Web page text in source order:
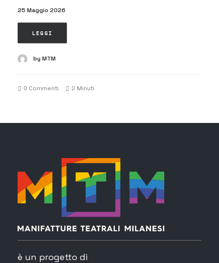
25 Maggio 2026
LEGGI
by MTM
0 Commenti 2 Minuti
è un progetto di